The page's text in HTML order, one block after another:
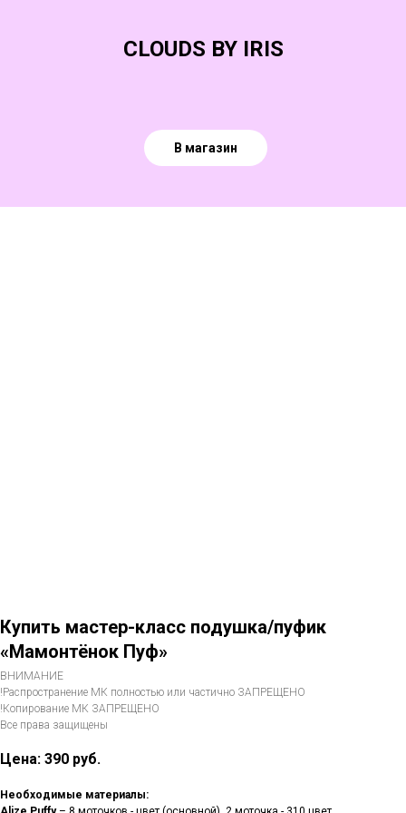
CLOUDS BY IRIS
В магазин
Купить мастер-класс подушка/пуфик
«Мамонтёнок Пуф»
ВНИМАНИЕ
!Распространение МК полностью или частично ЗАПРЕЩЕНО
!Копирование МК ЗАПРЕЩЕНО
Все права защищены
Цена: 390 руб.
Необходимые материалы: